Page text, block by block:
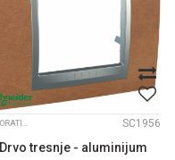
DEKORATIVNI RAMOVI UNICA TOP ALUM. MEDJURAM SC1956
Drvo tresnje - aluminijum